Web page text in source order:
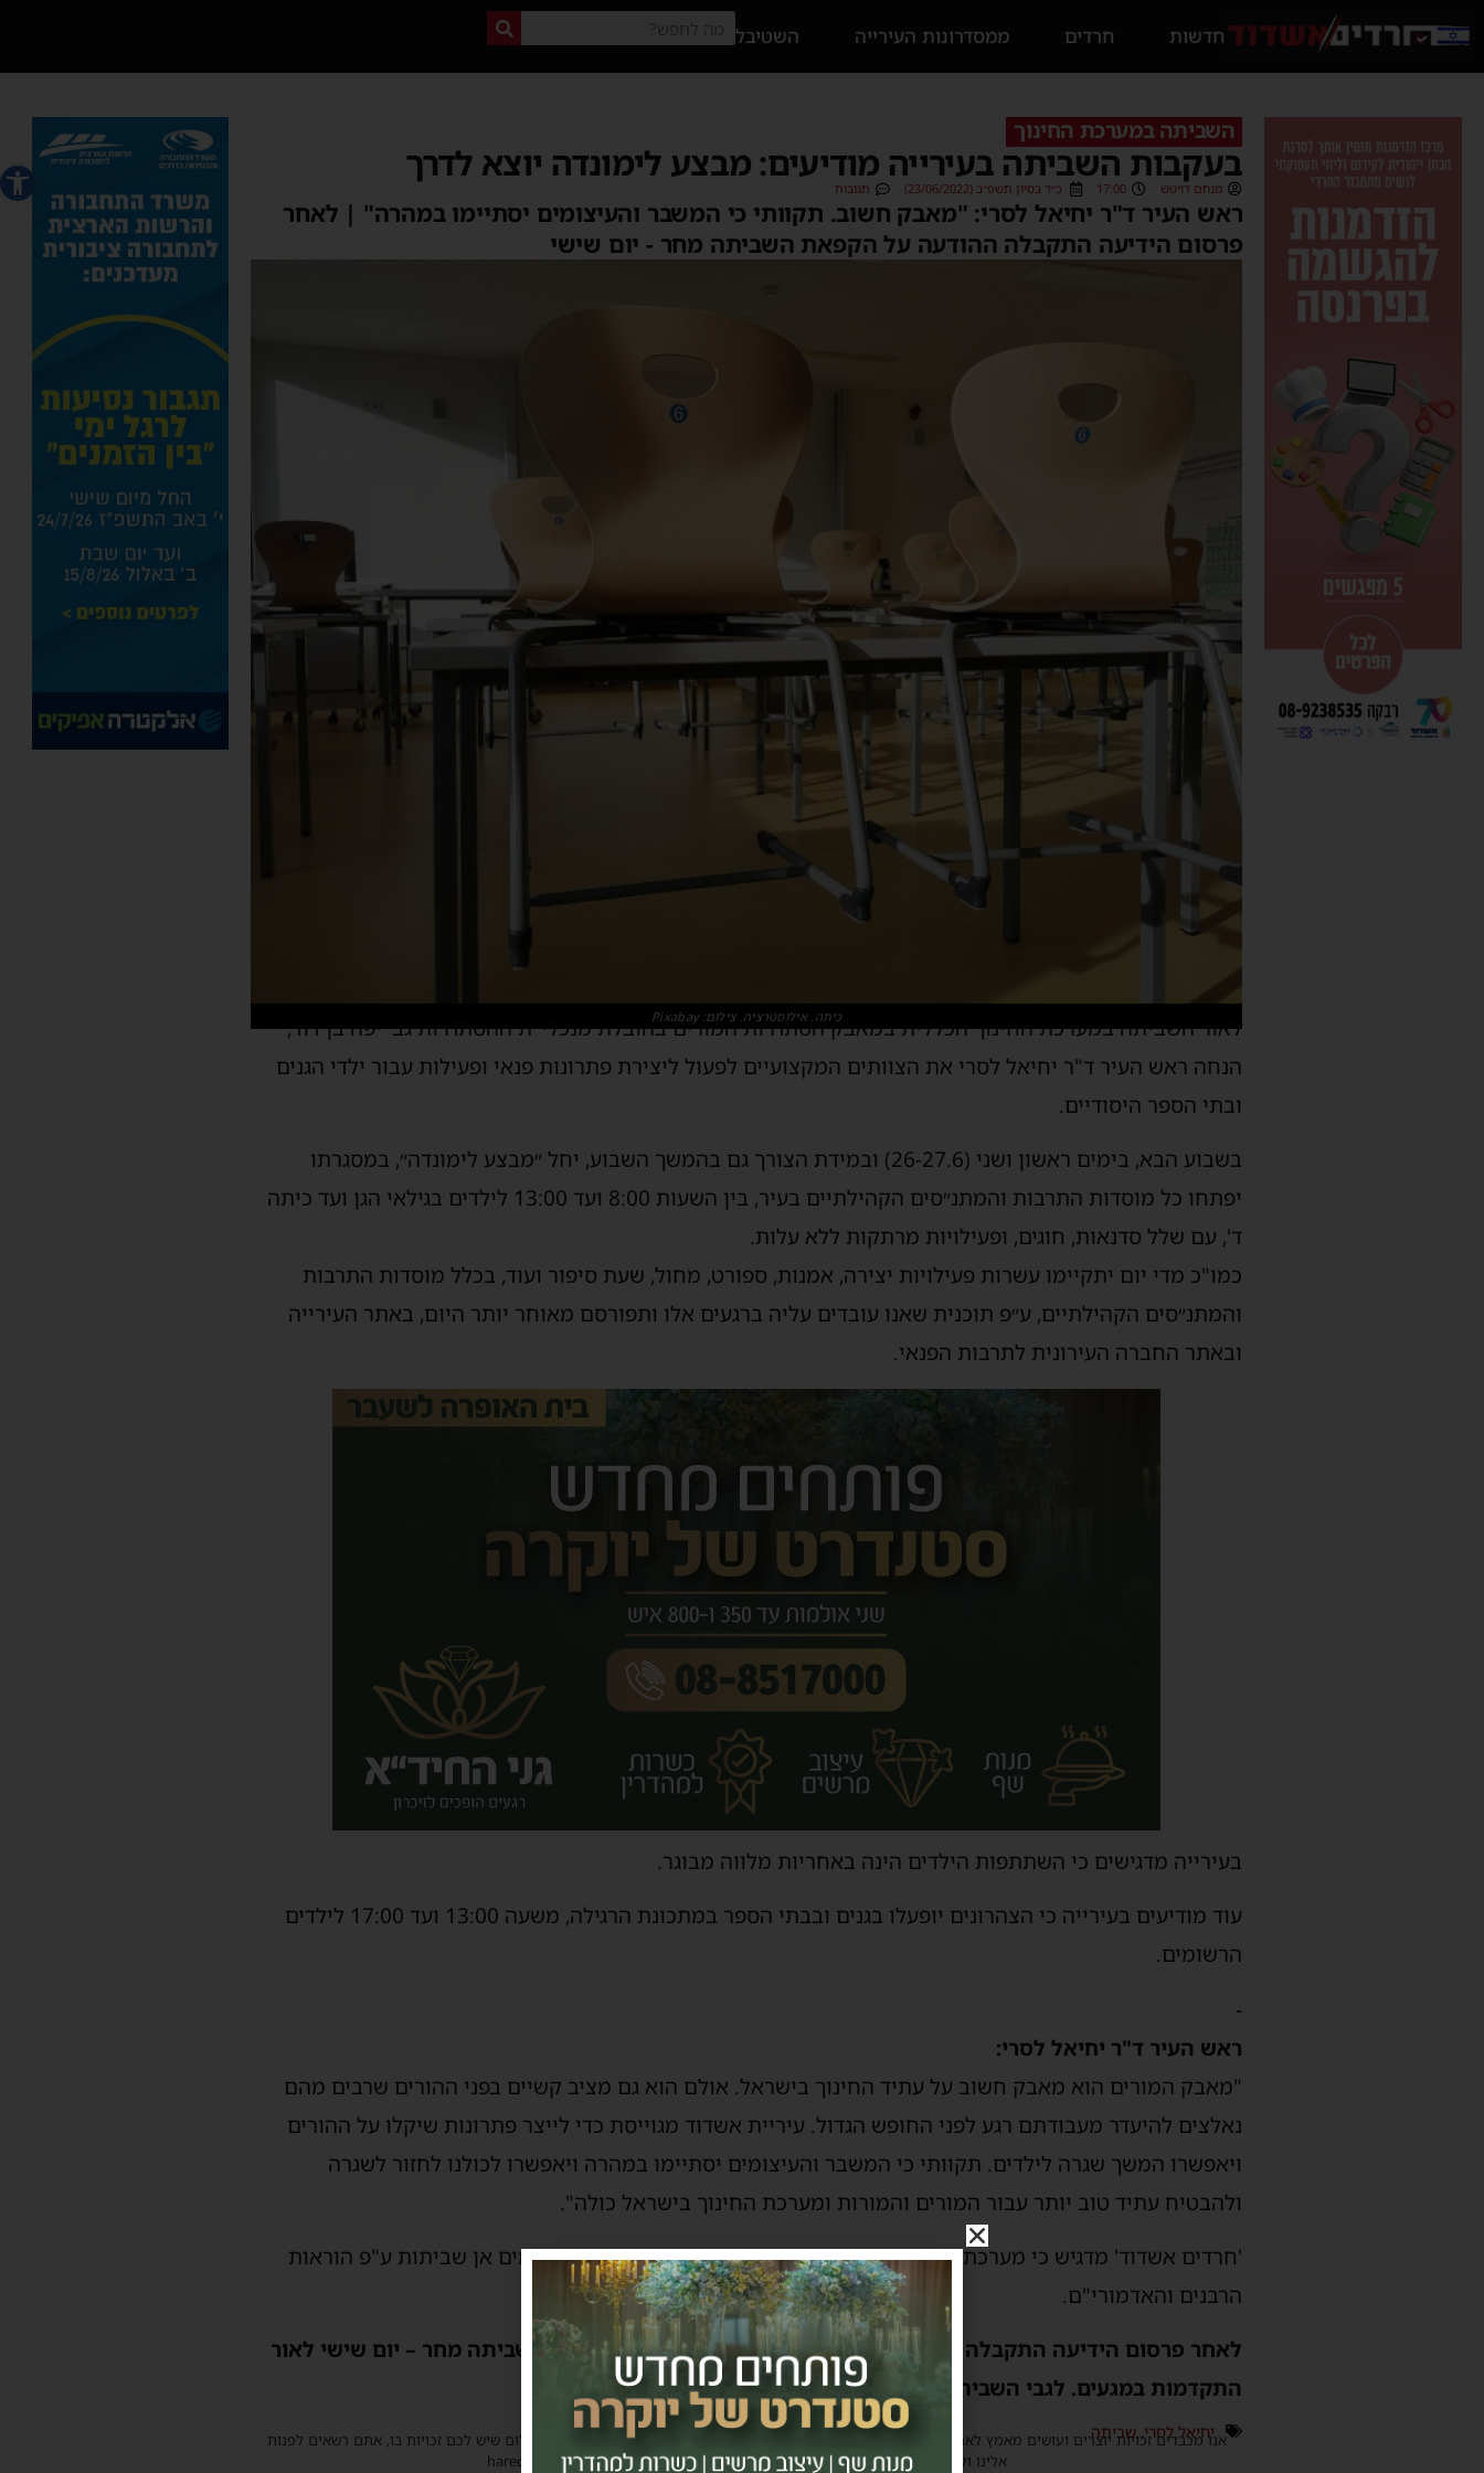
פתח
חדשות חרדים ממסדרונות העירייה השטיבל
השביתה במערכת החינוך
בעקבות השביתה בעירייה מודיעים: מבצע לימונדה יוצא לדרך
מנחם דויטש 17:00 כ״ד בסיון תשפ״ב (23/06/2022) תגובות
ראש העיר ד"ר יחיאל לסרי: "מאבק חשוב. תקוותי כי המשבר והעיצומים יסתיימו במהרה" | לאחר
פרסום הידיעה התקבלה ההודעה על הקפאת השביתה מחר - יום שישי
כיתה. אילוסטרציה. צילום: Pixabay
לאור השביתה במערכת החינוך הכללית במאבק הסתדרות המורים בהובלת מנכלי"ת ההסתדרות גב' יפה בן דוד,
הנחה ראש העיר ד"ר יחיאל לסרי את הצוותים המקצועיים לפעול ליצירת פתרונות פנאי ופעילות עבור ילדי הגנים
ובתי הספר היסודיים.
בשבוע הבא, בימים ראשון ושני (26-27.6) ובמידת הצורך גם בהמשך השבוע, יחל ״מבצע לימונדה״, במסגרתו
יפתחו כל מוסדות התרבות והמתנ״סים הקהילתיים בעיר, בין השעות 8:00 ועד 13:00 לילדים בגילאי הגן ועד כיתה
ד', עם שלל סדנאות, חוגים, ופעילויות מרתקות ללא עלות.
כמו"כ מדי יום יתקיימו עשרות פעילויות יצירה, אמנות, ספורט, מחול, שעת סיפור ועוד, בכלל מוסדות התרבות
והמתנ״סים הקהילתיים, ע״פ תוכנית שאנו עובדים עליה ברגעים אלו ותפורסם מאוחר יותר היום, באתר העירייה
ובאתר החברה העירונית לתרבות הפנאי.
בעירייה מדגישים כי השתתפות הילדים הינה באחריות מלווה מבוגר.
עוד מודיעים בעירייה כי הצהרונים יופעלו בגנים ובבתי הספר במתכונת הרגילה, משעה 13:00 ועד 17:00 לילדים
הרשומים.
-
ראש העיר ד"ר יחיאל לסרי:
"מאבק המורים הוא מאבק חשוב על עתיד החינוך בישראל. אולם הוא גם מציב קשיים בפני ההורים שרבים מהם
נאלצים להיעדר מעבודתם רגע לפני החופש הגדול. עיריית אשדוד מגוייסת כדי לייצר פתרונות שיקלו על ההורים
ויאפשרו המשך שגרה לילדים. תקוותי כי המשבר והעיצומים יסתיימו במהרה ויאפשרו לכולנו לחזור לשגרה
ולהבטיח עתיד טוב יותר עבור המורים והמורות ומערכת החינוך בישראל כולה".
'חרדים אשדוד' מדגיש כי מערכת החינוך החרדית פועלת כולה כסדרה, ללא כל עיצומים אן שביתות ע"פ הוראות
הרבנים והאדמורי"ם.
לאחר פרסום הידיעה התקבלה ההודעה מטעם הסתדרות המורים על הקפאת השביתה מחר – יום שישי לאור
התקדמות במגעים. לגבי השביתה בשבוע הבא תתקבל החלטה – בהמשך.
יחיאל לסרי, שביתה
אנו מכבדים זכויות יוצרים ועושים מאמץ לאתר את בעלי הזכויות בצילומים המגיעים לידינו. אם זיהיתים בפרסומינו צילום שיש לכם זכויות בו, אתם רשאים לפנות
אלינו ולבקש לחדול מהשימוש באמצעות כתובת המייל: haredim.ashdod@gmail.com